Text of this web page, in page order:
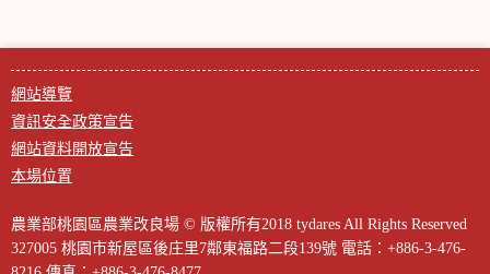
網站導覽
資訊安全政策宣告
網站資料開放宣告
本場位置
農業部桃園區農業改良場 © 版權所有2018 tydares All Rights Reserved
327005 桃園市新屋區後庄里7鄰東福路二段139號 電話：+886-3-476-